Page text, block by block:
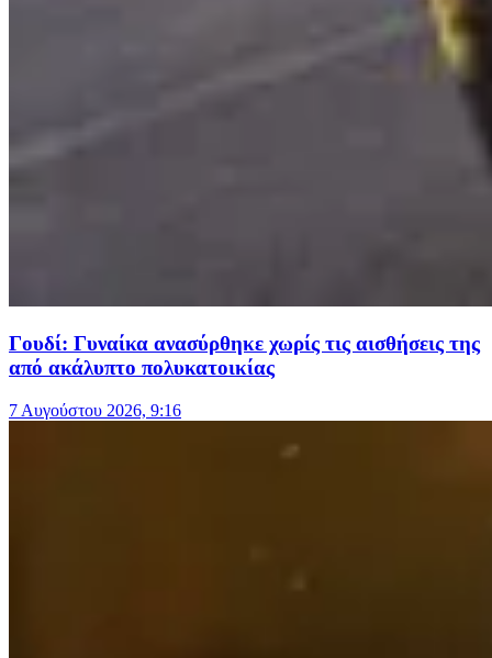
Γουδί: Γυναίκα ανασύρθηκε χωρίς τις αισθήσεις της
από ακάλυπτο πολυκατοικίας
7 Αυγούστου 2026, 9:16